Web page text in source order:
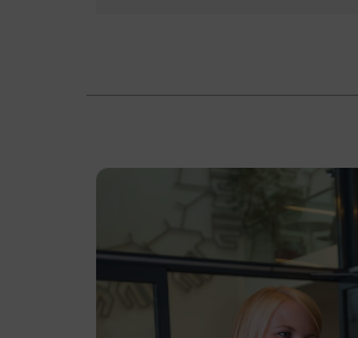
Verbesserung der
Präsenzunterricht